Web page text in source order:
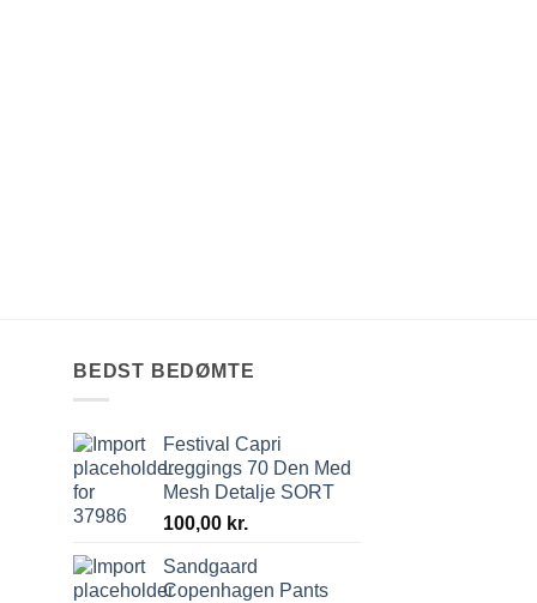
BEDST BEDØMTE
Festival Capri
Leggings 70 Den Med
Mesh Detalje SORT
100,00 kr.
Sandgaard
Copenhagen Pants